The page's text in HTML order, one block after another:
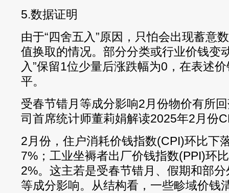
5.数据证明
由于“四舍五入”原因，只怕会出现蓄意
值换取的情况。部分分类或行业价钱变
入”保留1位少量后涨跌幅为0，在表述
平。
受春节错月等成分影响2月份物价有所
司首席统计师董莉娟解读2025年2月份
2月份，住户消耗价钱指数(CPI)环比下
7%；工业坐褥者出厂价钱指数(PPI)环
2%。这主若是受春节错月、假期和部
等成分影响。从结构看，一些畛域价钱